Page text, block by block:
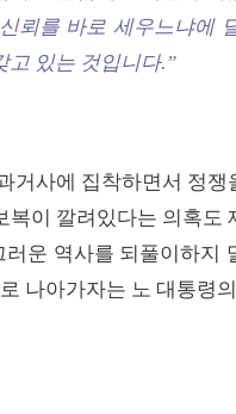
뢰를 바로 세우느냐에
고 있는 것입니다.”
거사에 집착하면서 정
복이 깔려있다는 의혹도
운 역사를 되풀이하지
나아가자는 노 대통령